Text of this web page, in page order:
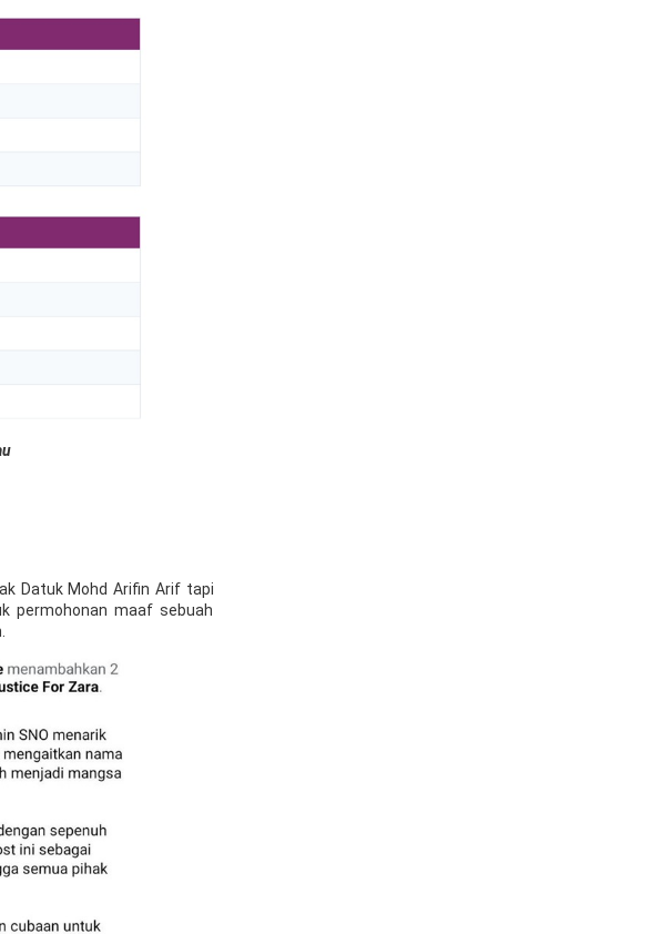
Datuk Mohd Arifin Arif tapi
permohonan maaf sebuah